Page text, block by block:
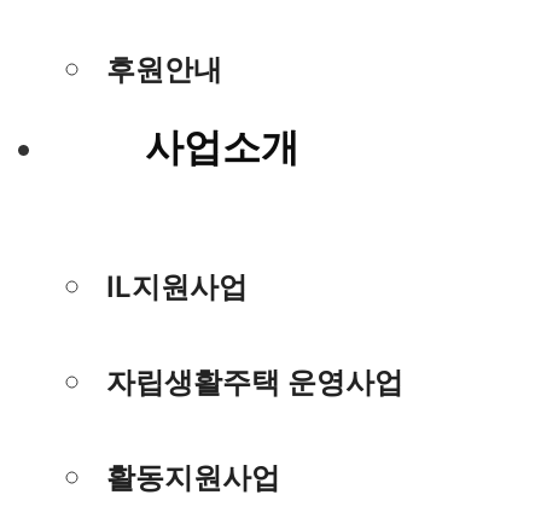
후원안내
사업소개
IL지원사업
자립생활주택 운영사업
활동지원사업